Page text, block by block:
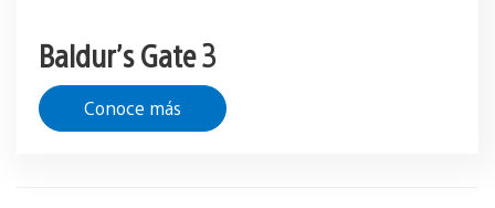
Baldur’s Gate 3
Conoce más